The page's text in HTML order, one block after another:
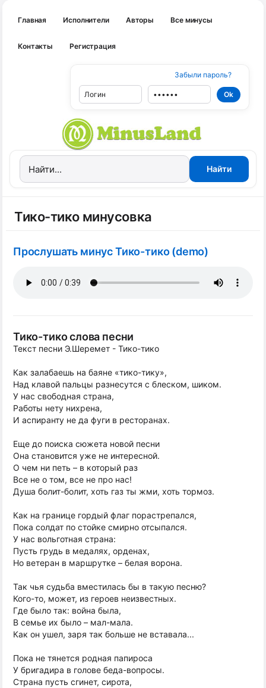
Главная Исполнители Авторы Все минусы
Контакты Регистрация
Забыли пароль?
Тико-тико минусовка
Прослушать минус Тико-тико (demo)
Тико-тико слова песни
Текст песни Э.Шеремет - Тико-тико
Как залабаешь на баяне «тико-тику»,
Над клавой пальцы разнесутся с блеском, шиком.
У нас свободная страна,
Работы нету нихрена,
И аспиранту не да фуги в ресторанах.
Еще до поиска сюжета новой песни
Она становится уже не интересной.
О чем ни петь – в который раз
Все не о том, все не про нас!
Душа болит-болит, хоть газ ты жми, хоть тормоз.
Как на границе гордый флаг порастрепался,
Пока солдат по стойке смирно отсыпался.
У нас вольготная страна:
Пусть грудь в медалях, орденах,
Но ветеран в маршрутке – белая ворона.
Так чья судьба вместилась бы в такую песню?
Кого-то, может, из героев неизвестных.
Где было так: война была,
В семье их было – мал-мала.
Как он ушел, заря так больше не вставала...
Пока не тянется родная папироса
У бригадира в голове беда-вопросы.
Страна пусть сгинет, сирота,